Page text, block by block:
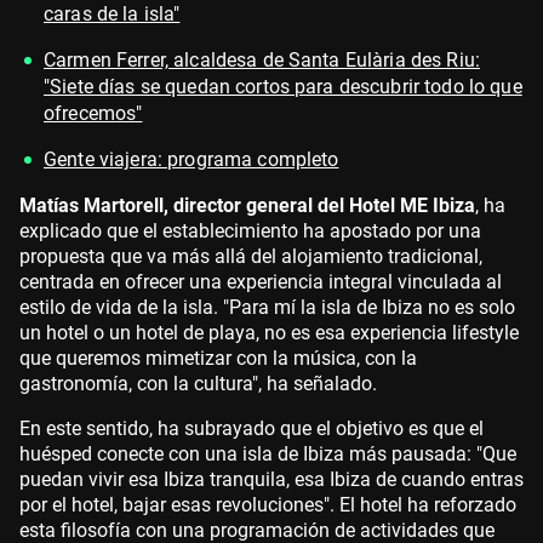
caras de la isla"
Carmen Ferrer, alcaldesa de Santa Eulària des Riu:
"Siete días se quedan cortos para descubrir todo lo que
ofrecemos"
Gente viajera: programa completo
Matías Martorell, director general del Hotel ME Ibiza, ha
explicado que el establecimiento ha apostado por una
propuesta que va más allá del alojamiento tradicional,
centrada en ofrecer una experiencia integral vinculada al
estilo de vida de la isla. "Para mí la isla de Ibiza no es solo
un hotel o un hotel de playa, no es esa experiencia lifestyle
que queremos mimetizar con la música, con la
gastronomía, con la cultura", ha señalado.
En este sentido, ha subrayado que el objetivo es que el
huésped conecte con una isla de Ibiza más pausada: "Que
puedan vivir esa Ibiza tranquila, esa Ibiza de cuando entras
por el hotel, bajar esas revoluciones". El hotel ha reforzado
esta filosofía con una programación de actividades que